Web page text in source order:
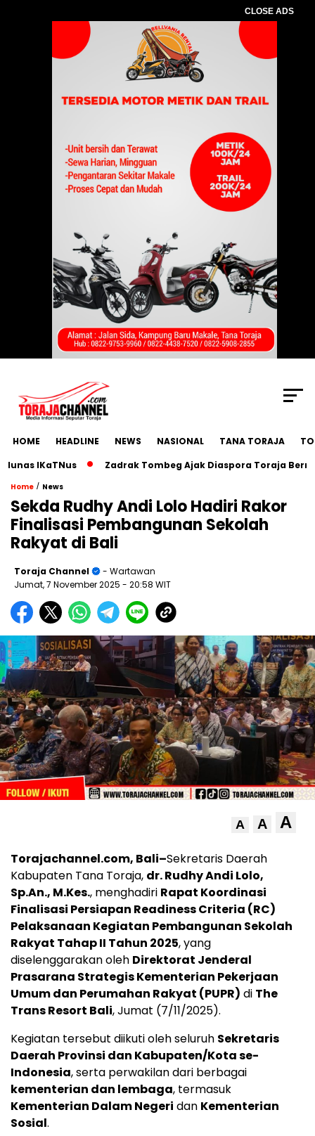
CLOSE ADS
HOME HEADLINE NEWS NASIONAL TANA TORAJA
IKaTNus
Zadrak Tombeg Ajak Diaspora Toraja Bermimpi
Home / News
Sekda Rudhy Andi Lolo Hadiri Rakor
Finalisasi Pembangunan Sekolah
Rakyat di Bali
Toraja Channel
- Wartawan
Jumat, 7 November 2025 - 20:58 WIT
A A A
Torajachannel.com, Bali–Sekretaris Daerah
Kabupaten Tana Toraja, dr. Rudhy Andi Lolo,
Sp.An., M.Kes., menghadiri Rapat Koordinasi
Finalisasi Persiapan Readiness Criteria (RC)
Pelaksanaan Kegiatan Pembangunan Sekolah
Rakyat Tahap II Tahun 2025, yang
diselenggarakan oleh Direktorat Jenderal
Prasarana Strategis Kementerian Pekerjaan
Umum dan Perumahan Rakyat (PUPR) di The
Trans Resort Bali, Jumat (7/11/2025).
Kegiatan tersebut diikuti oleh seluruh Sekretaris
Daerah Provinsi dan Kabupaten/Kota se-
Indonesia, serta perwakilan dari berbagai
kementerian dan lembaga, termasuk
Kementerian Dalam Negeri dan Kementerian
Sosial.